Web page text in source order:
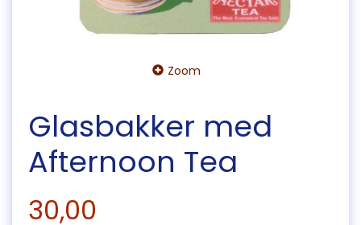
Zoom
Glasbakker med
Afternoon Tea
30,00